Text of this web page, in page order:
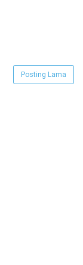
Posting Lama